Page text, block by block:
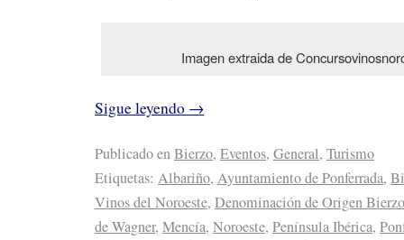
Imagen extraida de
Sigue leyendo →
Publicado enBierzo, Eventos, General, Turismo
Etiquetas: Albariño, Ayuntamiento de Ponferrada,
Vinos del Noroeste, Denominación de Origen Bierzo
de Wagner, Mencía, Noroeste, Península Ibérica,